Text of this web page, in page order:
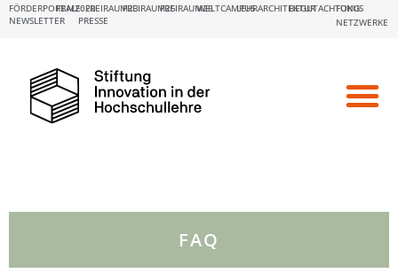
NEWSLETTER PRESSE
FÖRDERPORTALE:
FBM2020FREIRAUM23FREIRAUM25FREIRAUM26WELTCAMPUSLEHRARCHITEKTURBEGUTACHTUNG
FOKUS
NETZWERKE
FAQ